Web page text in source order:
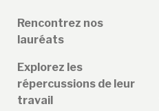
Rencontrez nos
lauréats
Explorez les
répercussions de leur
travail